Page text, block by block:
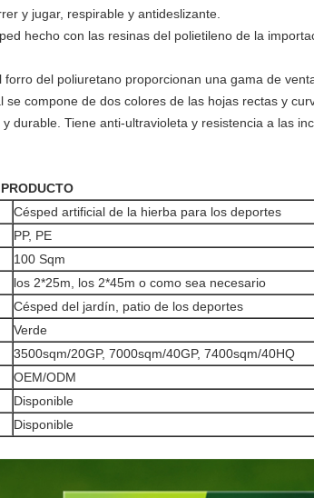
y jugar, respirable y antideslizante.
hecho con las resinas del polietileno de la
forro del poliuretano proporcionan una gama de
se compone de dos colores de las hojas rectas y
durable. Tiene anti-ultravioleta y resistencia a las
Césped artificial de la hierba para los deportes
PP, PE
100 Sqm
los 2*25m, los 2*45m o como sea necesario
Césped del jardín, patio de los deportes
Verde
3500sqm/20GP, 7000sqm/40GP, 7400sqm/40HQ
OEM/ODM
Disponible
Disponible